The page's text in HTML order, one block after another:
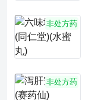
非处方药
非处方药